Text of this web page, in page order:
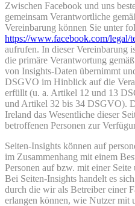
Zwischen Facebook und uns
gemeinsam Verantwortliche
Vereinbarung können Sie unter
https://www.facebook.com/legal/
aufrufen. In dieser Vereinbarung
die primäre Verantwortung
von Insights-Daten übernimmt
DSGVO im Hinblick auf die
erfüllt (u. a. Artikel 12 und 13
und Artikel 32 bis 34 DSGVO).
Ireland das Wesentliche dieser
betroffenen Personen zur
Seiten-Insights können auf
im Zusammenhang mit einem
Personen auf bzw. mit einer
Bei Seiten-Insights handelt es
durch die wir als Betreiber einer
erlangen können, wie Nutzer mit